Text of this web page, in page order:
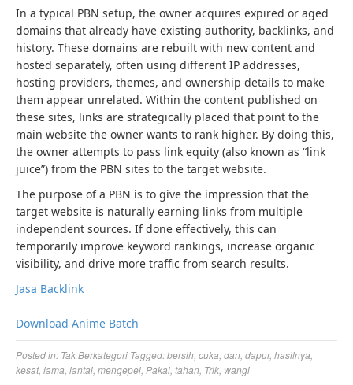
In a typical PBN setup, the owner acquires expired or aged
domains that already have existing authority, backlinks, and
history. These domains are rebuilt with new content and
hosted separately, often using different IP addresses,
hosting providers, themes, and ownership details to make
them appear unrelated. Within the content published on
these sites, links are strategically placed that point to the
main website the owner wants to rank higher. By doing this,
the owner attempts to pass link equity (also known as “link
juice”) from the PBN sites to the target website.
The purpose of a PBN is to give the impression that the
target website is naturally earning links from multiple
independent sources. If done effectively, this can
temporarily improve keyword rankings, increase organic
visibility, and drive more traffic from search results.
Jasa Backlink
Download Anime Batch
Posted in: Tak Berkategori Tagged:bersih cuka dan dapur, hasilnya
kesat, lama lantai mengepel Pakai tahan Trik wangi